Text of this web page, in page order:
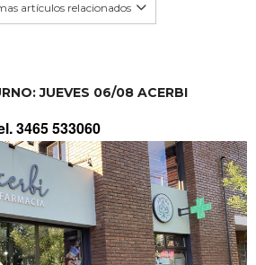
artículos relacionados
JUEVES 06/08 ACERBI
3465 533060